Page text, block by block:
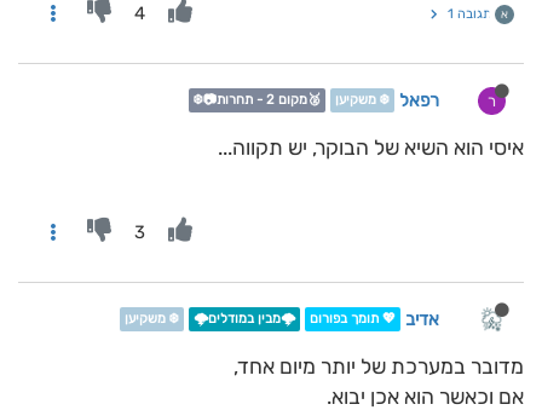
א תגובה 1 4
ר רפאל ❄️ משקיען 🥈מקום 2 - תחרות📷❄️
איסי הוא השיא של הבוקר, יש תקווה...
3
אדיב 💖 תומך בפורום 🌩️מבין במודלים🌩️ ❄️ משקיען
מדובר במערכת של יותר מיום אחד,
אם וכאשר הוא אכן יבוא.